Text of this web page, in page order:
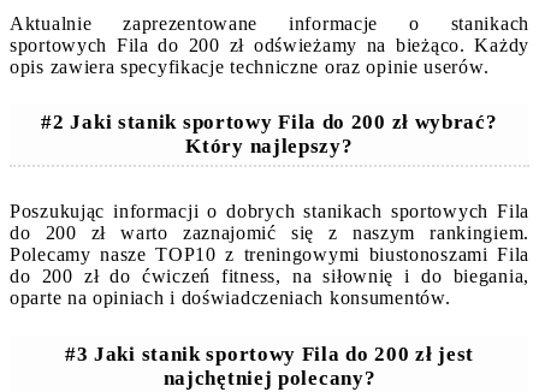
Aktualnie zaprezentowane informacje o stanikach
sportowych Fila do 200 zł odświeżamy na bieżąco. Każdy
opis zawiera specyfikacje techniczne oraz opinie userów.
#2 Jaki stanik sportowy Fila do 200 zł wybrać?
Który najlepszy?
Poszukując informacji o dobrych stanikach sportowych Fila
do 200 zł warto zaznajomić się z naszym rankingiem.
Polecamy nasze TOP10 z treningowymi biustonoszami Fila
do 200 zł do ćwiczeń fitness, na siłownię i do biegania,
oparte na opiniach i doświadczeniach konsumentów.
#3 Jaki stanik sportowy Fila do 200 zł jest
najchętniej polecany?